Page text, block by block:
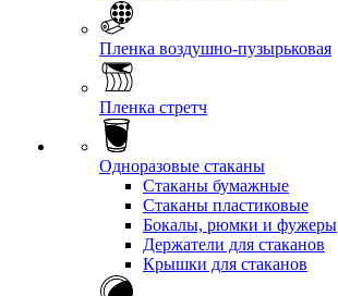
Пленка воздушно-пузырьковая
Пленка стретч
Одноразовые стаканы
Стаканы бумажные
Стаканы пластиковые
Бокалы, рюмки и фужеры
Держатели для стаканов
Крышки для стаканов